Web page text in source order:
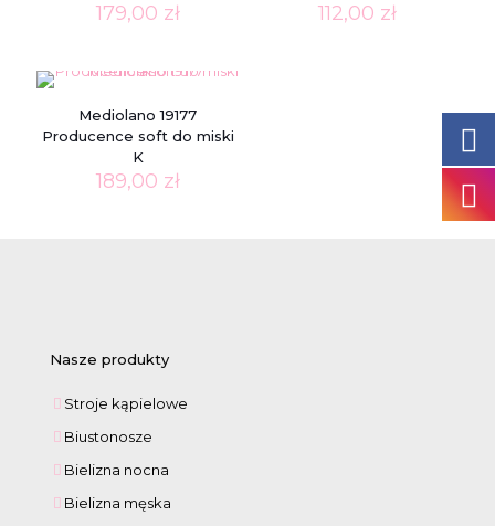
179,00 zł 112,00 zł
Mediolano 19177
Producence soft do miski
K
189,00 zł
Nasze produkty
Stroje kąpielowe
Biustonosze
Bielizna nocna
Bielizna męska